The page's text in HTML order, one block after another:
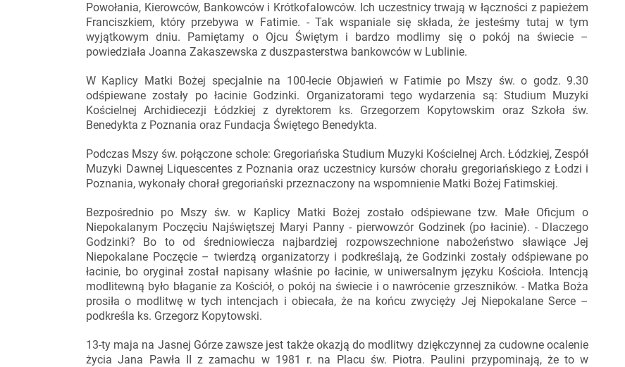
Powołania, Kierowców, Bankowców i Krótkofalowców. Ich uczestnicy trwają w łączności z papieżem
Franciszkiem, który przebywa w Fatimie. - Tak wspaniale się składa, że jesteśmy tutaj w tym
wyjątkowym dniu. Pamiętamy o Ojcu Świętym i bardzo modlimy się o pokój na świecie –
powiedziała Joanna Zakaszewska z duszpasterstwa bankowców w Lublinie.
W Kaplicy Matki Bożej specjalnie na 100-lecie Objawień w Fatimie po Mszy św. o godz. 9.30
odśpiewane zostały po łacinie Godzinki. Organizatorami tego wydarzenia są: Studium Muzyki
Kościelnej Archidiecezji Łódzkiej z dyrektorem ks. Grzegorzem Kopytowskim oraz Szkoła św.
Benedykta z Poznania oraz Fundacja Świętego Benedykta.
Podczas Mszy św. połączone schole: Gregoriańska Studium Muzyki Kościelnej Arch. Łódzkiej, Zespół
Muzyki Dawnej Liquescentes z Poznania oraz uczestnicy kursów chorału gregoriańskiego z Łodzi i
Poznania, wykonały chorał gregoriański przeznaczony na wspomnienie Matki Bożej Fatimskiej.
Bezpośrednio po Mszy św. w Kaplicy Matki Bożej zostało odśpiewane tzw. Małe Oficjum o
Niepokalanym Poczęciu Najświętszej Maryi Panny - pierwowzór Godzinek (po łacinie). - Dlaczego
Godzinki? Bo to od średniowiecza najbardziej rozpowszechnione nabożeństwo sławiące Jej
Niepokalane Poczęcie – twierdzą organizatorzy i podkreślają, że Godzinki zostały odśpiewane po
łacinie, bo oryginał został napisany właśnie po łacinie, w uniwersalnym języku Kościoła. Intencją
modlitewną było błaganie za Kościół, o pokój na świecie i o nawrócenie grzeszników. - Matka Boża
prosiła o modlitwę w tych intencjach i obiecała, że na końcu zwycięży Jej Niepokalane Serce –
podkreśla ks. Grzegorz Kopytowski.
13-ty maja na Jasnej Górze zawsze jest także okazją do modlitwy dziękczynnej za cudowne ocalenie
życia Jana Pawła II z zamachu w 1981 r. na Placu św. Piotra. Paulini przypominają, że to w